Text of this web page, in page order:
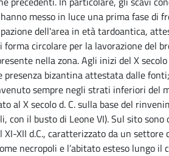
messo in luce una prima fase di
dell'area in età tardoantica,
circolare per la lavorazione del
nella zona. Agli inizi del X
bizantina attestata dalle
sempre negli strati inferiori del
al X secolo d. C. sulla base del
con il busto di Leone VI). Sul sito
XII d.C., caratterizzato da un settore
necropoli e l’abitato esteso lungo il